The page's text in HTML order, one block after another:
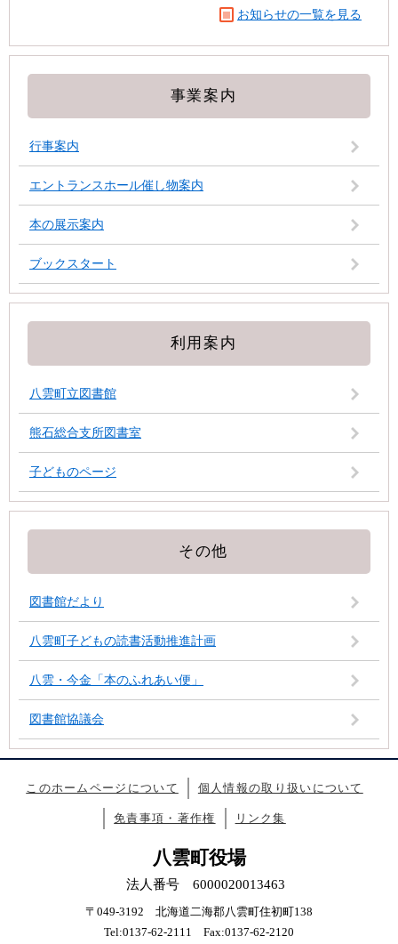
お知らせの一覧を見る
事業案内
行事案内
エントランスホール催し物案内
本の展示案内
ブックスタート
利用案内
八雲町立図書館
熊石総合支所図書室
子どものページ
その他
図書館だより
八雲町子どもの読書活動推進計画
八雲・今金「本のふれあい便」
図書館協議会
このホームページについて 個人情報の取り扱いについて
免責事項・著作権 リンク集
八雲町役場
法人番号 6000020013463
〒049-3192 北海道二海郡八雲町住初町138
Tel:0137-62-2111 Fax:0137-62-2120